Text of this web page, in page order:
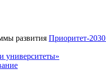
развития Приоритет-2030
университеты»